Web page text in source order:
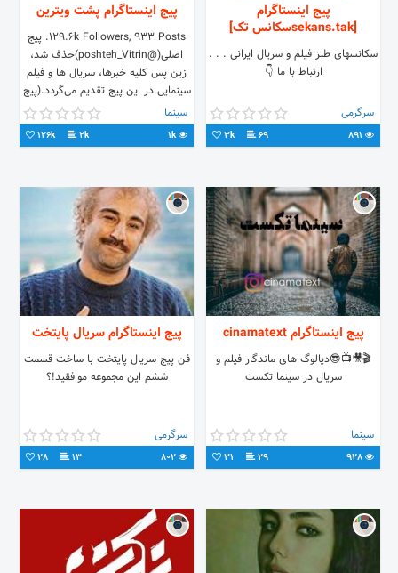
پیج اینستاگرام
[sekans.takسکانس تک]
سکانسهای طنز فیلم و سریال ایرانی . . .
ارتباط با ما 👇
سرگرمی
69
3k
پیج اینستاگرام پشت ویترین
129.6k Followers, 933 Posts. پیج
اصلی(@poshteh_Vitrin)حذف شد،
زین پس کلیه خبرها، سریال ها و فیلم
سینمایی در این پیج تقدیم می‌گردد.(پیج
سریال نمایش خانگی و بروزترین فیلم
های سینمایی ایرانی)
سینما
1k
2k
126k
پیج اینستاگرام cinamatext
🎬🎥📺😎دیالوگ های ماندگار فیلم و
سریال در سینما تکست
سینما
29
31
پیج اینستاگرام سریال پایتخت
فن پیج سریال پایتخت با ساخت قسمت
ششم این مجموعه موافقید!؟
سرگرمی
13
28